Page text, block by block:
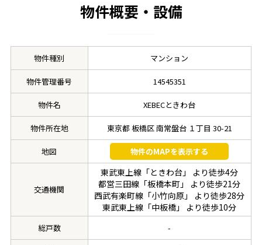
物件概要・設備
物件種別 マンション
物件管理番号 14545351
物件名 XEBECときわ台
物件所在地 東京都 板橋区 南常盤台 １丁目 30-21
地図 物件のMAPを表示する
交通機関
東武東上線「ときわ台」 より徒歩4分
都営三田線「板橋本町」 より徒歩21分
西武有楽町線「小竹向原」 より徒歩28分
東武東上線「中板橋」 より徒歩10分
総戸数 -